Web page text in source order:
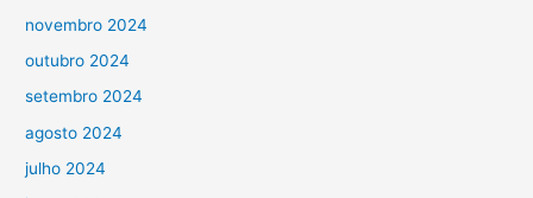
novembro 2024
outubro 2024
setembro 2024
agosto 2024
julho 2024